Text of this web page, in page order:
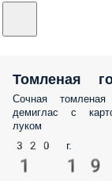
Томленая
Сочная
демиглас с
луком
320 г.
1